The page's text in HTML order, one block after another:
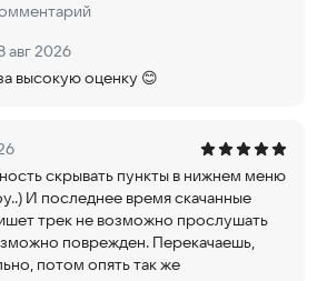
авг 2026
высокую оценку 😊
скрывать пункты в нижнем меню
И последнее время скачанные
трек не возможно прослушать
поврежден. Перекачаешь,
потом опять так же